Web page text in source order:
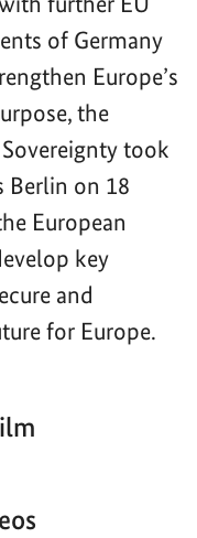
of Germany
Europe’s
the
took
Berlin on 18
European
key
and
for Europe.
| 00:00